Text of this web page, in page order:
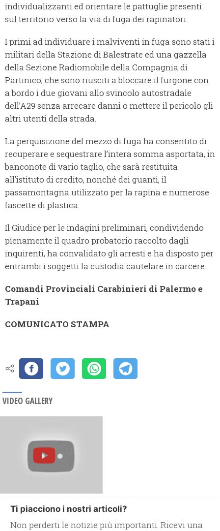
individualizzanti ed orientare le pattuglie presenti
sul territorio verso la via di fuga dei rapinatori.
I primi ad individuare i malviventi in fuga sono stati i
militari della Stazione di Balestrate ed una gazzella
della Sezione Radiomobile della Compagnia di
Partinico, che sono riusciti a bloccare il furgone con
a bordo i due giovani allo svincolo autostradale
dell’A29 senza arrecare danni o mettere il pericolo gli
altri utenti della strada.
La perquisizione del mezzo di fuga ha consentito di
recuperare e sequestrare l’intera somma asportata, in
banconote di vario taglio, che sarà restituita
all’istituto di credito, nonché dei guanti, il
passamontagna utilizzato per la rapina e numerose
fascette di plastica.
Il Giudice per le indagini preliminari, condividendo
pienamente il quadro probatorio raccolto dagli
inquirenti, ha convalidato gli arresti e ha disposto per
entrambi i soggetti la custodia cautelare in carcere.
Comandi Provinciali Carabinieri di Palermo e
Trapani
COMUNICATO STAMPA
VIDEO GALLERY
Ti piacciono i nostri articoli?
Non perderti le notizie più importanti. Ricevi una